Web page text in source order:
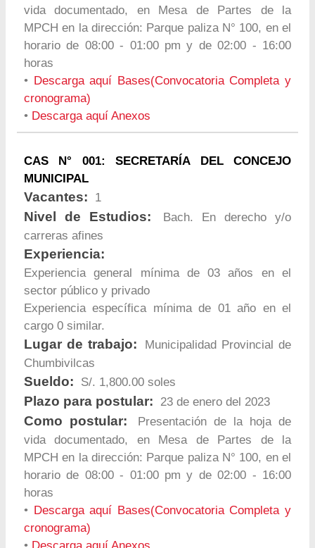
vida documentado, en Mesa de Partes de la
MPCH en la dirección: Parque paliza N° 100, en el
horario de 08:00 - 01:00 pm y de 02:00 - 16:00
horas
•
Descarga aquí Bases(Convocatoria Completa y
cronograma)
• Descarga aquí Anexos
CAS N° 001: SECRETARÍA DEL CONCEJO
MUNICIPAL
Vacantes: 1
Nivel de Estudios:
Bach. En derecho y/o
carreras afines
Experiencia:
Experiencia general mínima de 03 años en el
sector público y privado
Experiencia específica mínima de 01 año en el
cargo 0 similar.
Lugar de trabajo:
Municipalidad Provincial de
Chumbivilcas
Sueldo: S/. 1,800.00 soles
Plazo para postular: 23 de enero del 2023
Como postular:
Presentación de la hoja de
vida documentado, en Mesa de Partes de la
MPCH en la dirección: Parque paliza N° 100, en el
horario de 08:00 - 01:00 pm y de 02:00 - 16:00
horas
•
Descarga aquí Bases(Convocatoria Completa y
cronograma)